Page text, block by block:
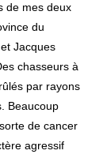
de mes deux
du
Jacques
chasseurs à
par rayons
Beaucoup
de cancer
agressif